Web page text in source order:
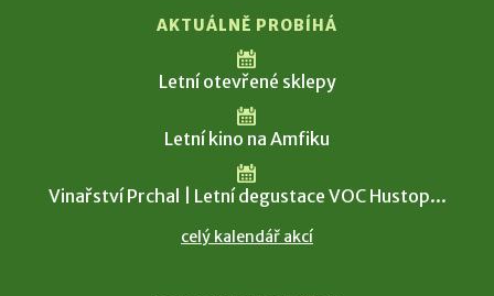
AKTUÁLNĚ PROBÍHÁ
Letní otevřené sklepy
Letní kino na Amfiku
Vinařství Prchal | Letní degustace VOC Hustop...
celý kalendář akcí